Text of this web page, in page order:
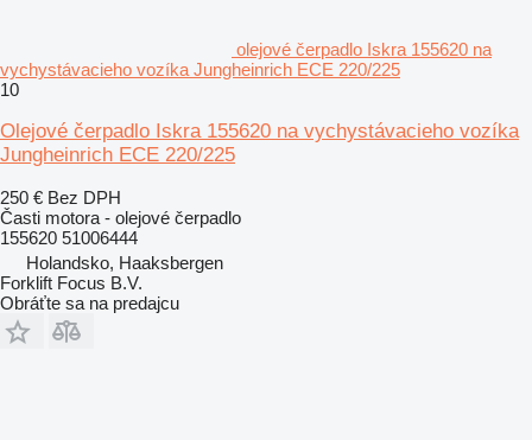
olejové čerpadlo Iskra 155620 na
vychystávacieho vozíka Jungheinrich ECE 220/225
10
Olejové čerpadlo Iskra 155620 na vychystávacieho vozíka
Jungheinrich ECE 220/225
250 € Bez DPH
Časti motora - olejové čerpadlo
155620 51006444
Holandsko, Haaksbergen
Forklift Focus B.V.
Obráťte sa na predajcu